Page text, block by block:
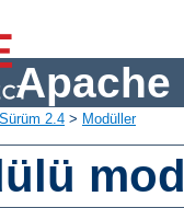
Apache
Sürüm 2.4 > Modüller